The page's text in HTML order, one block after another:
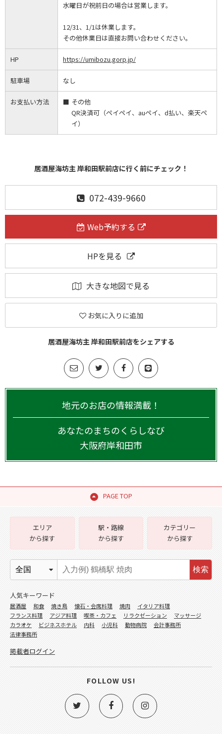
水曜日が祝前日の場合は営業します。
12/31、1/1は休業します。
その他休業日は直接お問い合わせください。
HP https://umibozu.gorp.jp/
駐車場 なし
お支払い方法
その他
QR決済可（ペイペイ、auペイ、d払い、楽天ペ
イ）
居酒屋海坊主 岸和田駅前店に行く前にチェック！
072-439-9660
Web予約する
HPを見る
大きな地図で見る
お気に入りに追加
居酒屋海坊主 岸和田駅前店をシェアする
地元のお店の情報満載！
あなたのまちのくらしなび
大阪府岸和田市
PAGE TOP
エリア
から探す
駅・路線
から探す
カテゴリー
から探す
検索
人気キーワード
居酒屋 和食 焼き鳥 懐石・会席料理 焼肉
イタリア料理
フランス料理
アジア料理 喫茶・カフェ リラクゼーション
マッサージ
カラオケ
ビジネスホテル 内科 小児科 動物病院
会計事務所
法律事務所
掲載者ログイン
FOLLOW US!